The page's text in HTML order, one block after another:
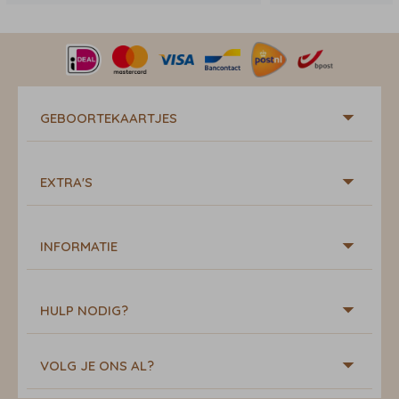
GEBOORTEKAARTJES
EXTRA'S
INFORMATIE
HULP NODIG?
VOLG JE ONS AL?